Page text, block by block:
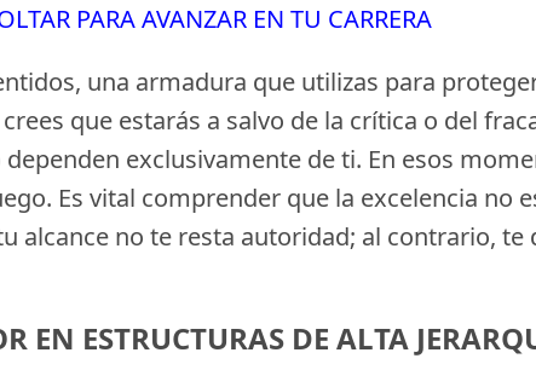
PARA AVANZAR EN TU CARRERA
una armadura que utilizas para
que estarás a salvo de la crítica o del
exclusivamente de ti. En esos
Es vital comprender que la excelencia no
alcance no te resta autoridad; al contrario,
EN ESTRUCTURAS DE ALTA